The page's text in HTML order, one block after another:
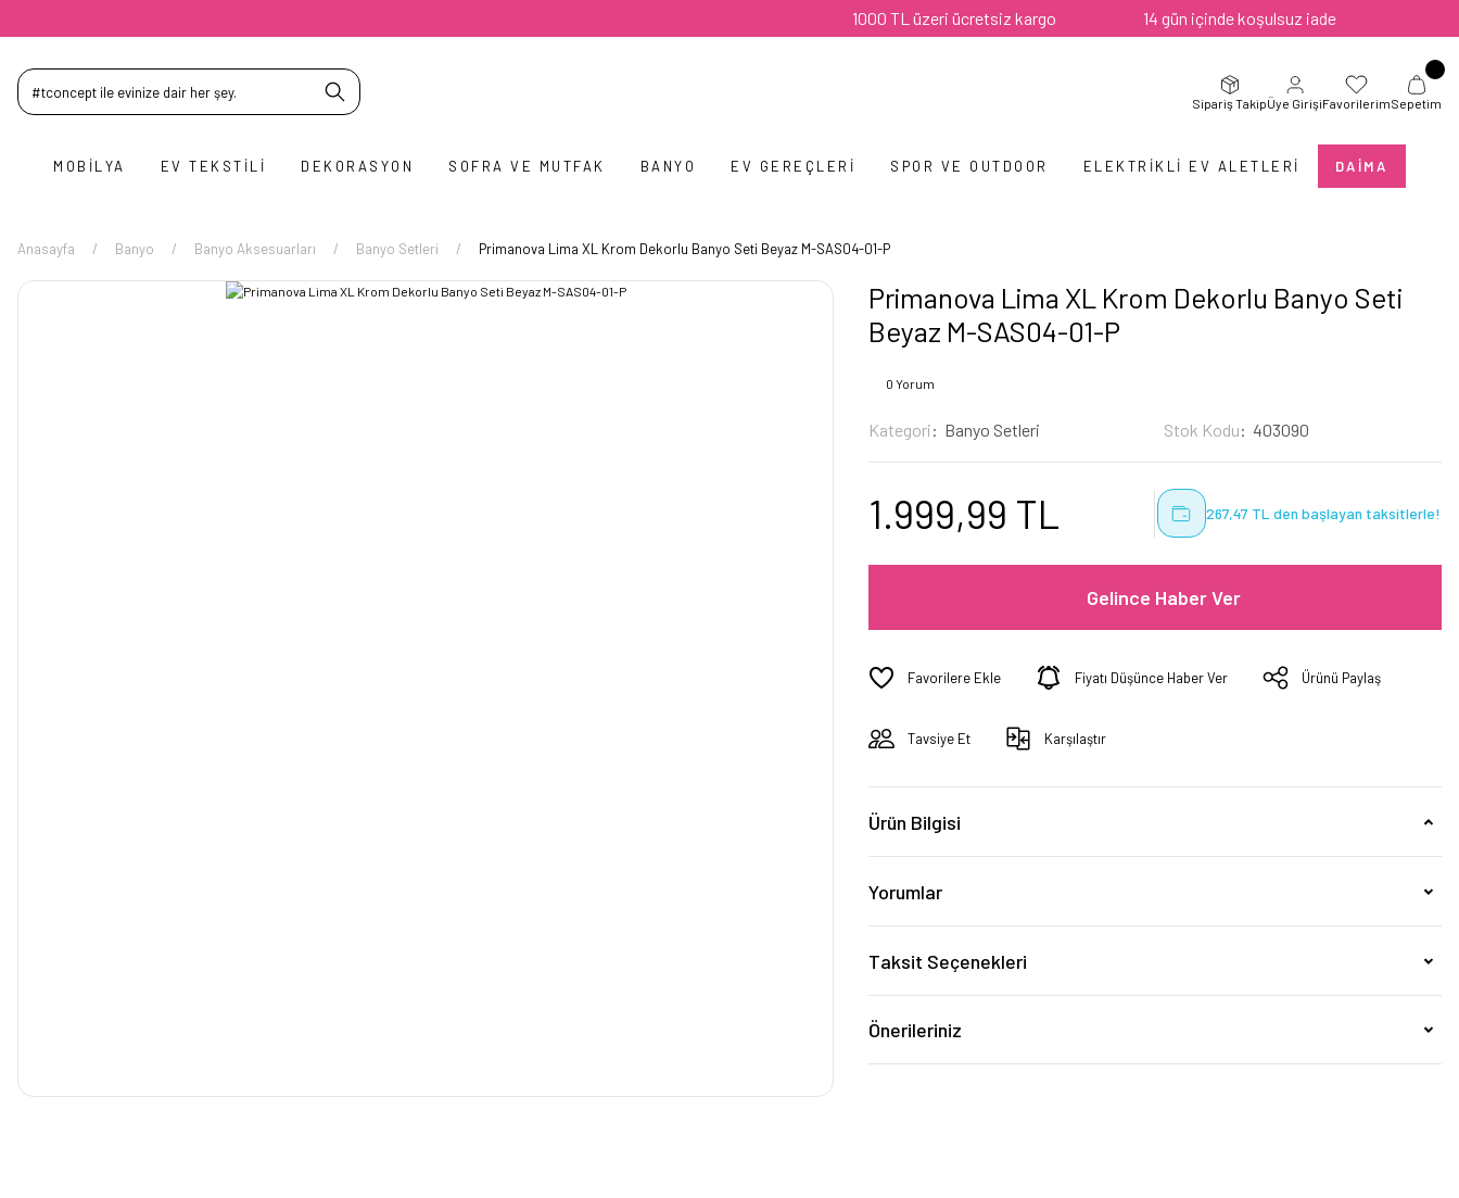
1000 TL üzeri ücretsiz kargo 14 gün içinde koşulsuz iade
Sipariş TakipÜye GirişiFavorilerimSepetim
MOBILYA EV TEKSTILI DEKORASYON SOFRA VE MUTFAK BANYO EV GEREÇLERI SPOR VE OUTDOOR ELEKTRIKLI EV ALETLERI DAIMA
Anasayfa Banyo Banyo Aksesuarları Banyo Setleri Primanova Lima XL Krom Dekorlu Banyo Seti Beyaz M-SAS04-01-P
Primanova Lima XL Krom Dekorlu Banyo Seti
Beyaz M-SAS04-01-P
0 Yorum
Kategori Banyo Setleri Stok Kodu 403090
1.999,99 TL 267,47 TL den başlayan taksitlerle!
Gelince Haber Ver
Fiyatı Düşünce Haber Ver Ürünü Paylaş
Tavsiye Et Karşılaştır
Ürün Bilgisi
Yorumlar
Taksit Seçenekleri
Önerileriniz